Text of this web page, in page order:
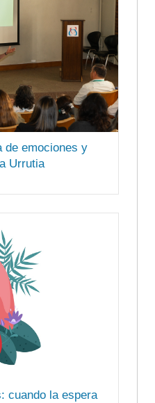
de emociones y
Urrutia
cuando la espera